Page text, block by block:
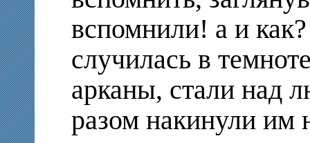
вспомнили! а и
случилась в
арканы, стали над
разом накинули